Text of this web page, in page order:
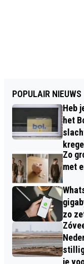
POPULAIR NIEUWS
Heb
het
Zo
met
zo
je